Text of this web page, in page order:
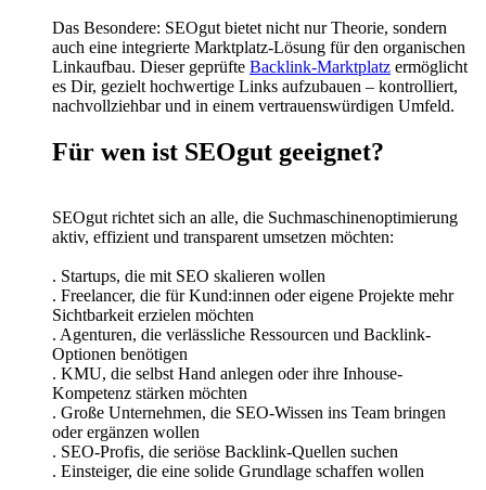
Das Besondere: SEOgut bietet nicht nur Theorie, sondern
auch eine integrierte Marktplatz-Lösung für den organischen
Linkaufbau. Dieser geprüfte Backlink-Marktplatz ermöglicht
es Dir, gezielt hochwertige Links aufzubauen – kontrolliert,
nachvollziehbar und in einem vertrauenswürdigen Umfeld.
Für wen ist SEOgut geeignet?
SEOgut richtet sich an alle, die Suchmaschinenoptimierung
aktiv, effizient und transparent umsetzen möchten:
. Startups, die mit SEO skalieren wollen
. Freelancer, die für Kund:innen oder eigene Projekte mehr
Sichtbarkeit erzielen möchten
. Agenturen, die verlässliche Ressourcen und Backlink-
Optionen benötigen
. KMU, die selbst Hand anlegen oder ihre Inhouse-
Kompetenz stärken möchten
. Große Unternehmen, die SEO-Wissen ins Team bringen
oder ergänzen wollen
. SEO-Profis, die seriöse Backlink-Quellen suchen
. Einsteiger, die eine solide Grundlage schaffen wollen